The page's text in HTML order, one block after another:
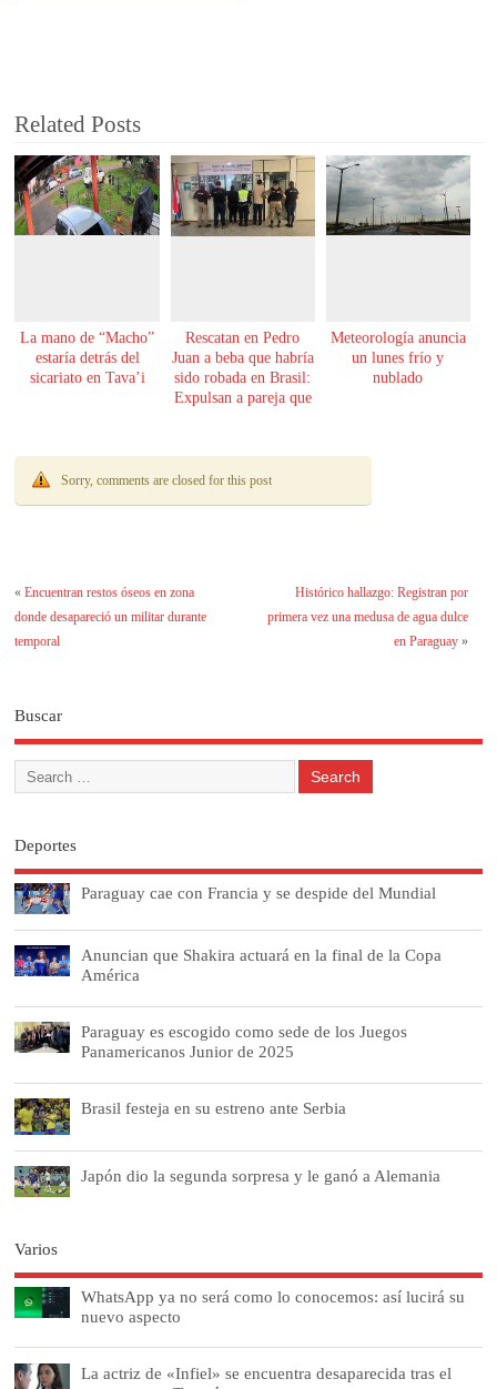
Related Posts
La mano de “Macho”
estaría detrás del
sicariato en Tava’i
Rescatan en Pedro
Juan a beba que habría
sido robada en Brasil:
Expulsan a pareja que
Meteorología anuncia
un lunes frío y
nublado
Sorry, comments are closed for this post
«Encuentran restos óseos en zona
donde desapareció un militar durante
temporal
Histórico hallazgo: Registran por
primera vez una medusa de agua dulce
en Paraguay»
Buscar
Deportes
Paraguay cae con Francia y se despide del Mundial
Anuncian que Shakira actuará en la final de la Copa
América
Paraguay es escogido como sede de los Juegos
Panamericanos Junior de 2025
Brasil festeja en su estreno ante Serbia
Japón dio la segunda sorpresa y le ganó a Alemania
Varios
WhatsApp ya no será como lo conocemos: así lucirá su
nuevo aspecto
La actriz de «Infiel» se encuentra desaparecida tras el